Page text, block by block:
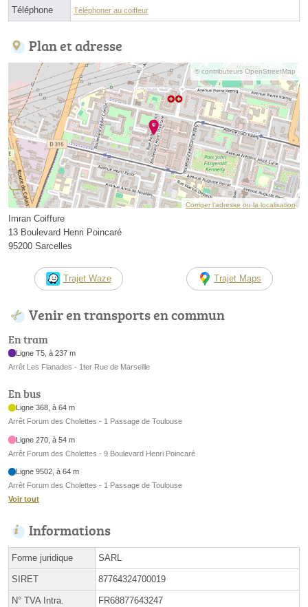
Téléphone Téléphoner au coiffeur
Plan et adresse
© contributeurs OpenStreetMap
Corriger l’adresse ou la localisation
Imran Coiffure
13 Boulevard Henri Poincaré
95200 Sarcelles
Trajet Waze Trajet Maps
Venir en transports en commun
En tram
Ligne T5, à 237 m
Arrêt Les Flanades - 1ter Rue de Marseille
En bus
Ligne 368, à 64 m
Arrêt Forum des Cholettes - 1 Passage de Toulouse
Ligne 270, à 54 m
Arrêt Forum des Cholettes - 9 Boulevard Henri Poincaré
Ligne 9502, à 64 m
Arrêt Forum des Cholettes - 1 Passage de Toulouse
Voir tout
Informations
Forme juridique SARL
SIRET 87764324700019
N° TVA Intra. FR68877643247